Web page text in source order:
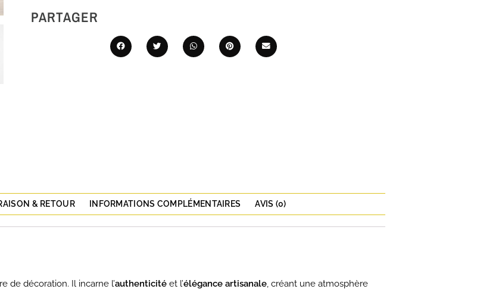
PARTAGER
& RETOUR INFORMATIONS COMPLÉMENTAIRES AVIS (0)
de décoration. Il incarne l’authenticité et l’élégance artisanale, créant une atmosphère